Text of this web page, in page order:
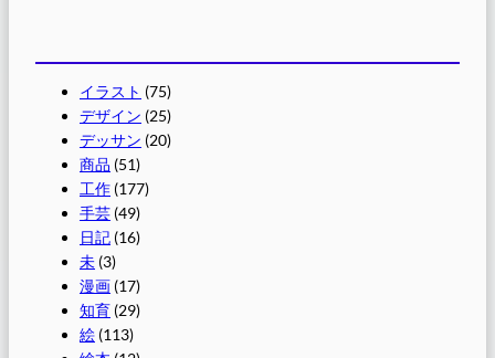
イラスト (75)
デザイン (25)
デッサン (20)
商品 (51)
工作 (177)
手芸 (49)
日記 (16)
未 (3)
漫画 (17)
知育 (29)
絵 (113)